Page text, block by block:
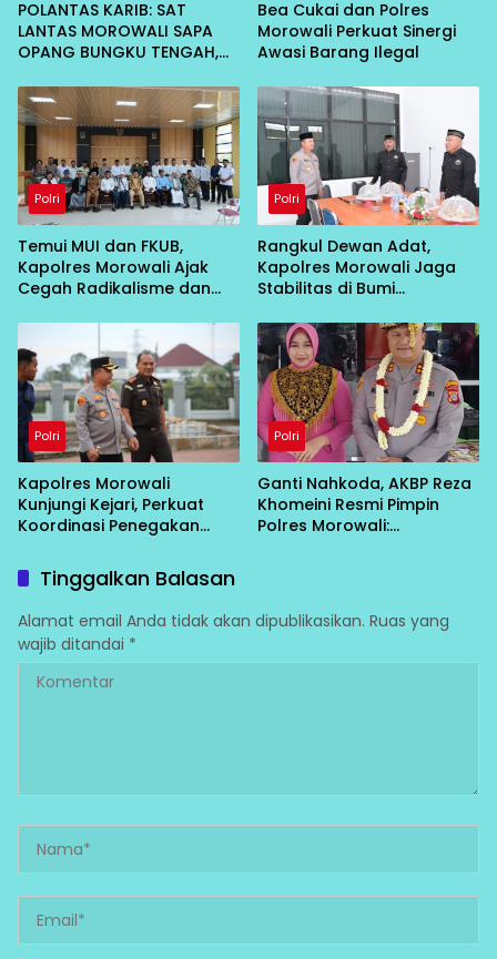
POLANTAS KARIB: SAT
LANTAS MOROWALI SAPA
OPANG BUNGKU TENGAH,
Bea Cukai dan Polres
Morowali Perkuat Sinergi
Awasi Barang Ilegal
Polri
Temui MUI dan FKUB,
Kapolres Morowali Ajak
Cegah Radikalisme dan
Polri
Rangkul Dewan Adat,
Kapolres Morowali Jaga
Stabilitas di Bumi
Polri
Kapolres Morowali
Kunjungi Kejari, Perkuat
Koordinasi Penegakan
Polri
Ganti Nahkoda, AKBP Reza
Khomeini Resmi Pimpin
Polres Morowali:
Tinggalkan Balasan
Alamat email Anda tidak akan dipublikasikan. Ruas yang
wajib ditandai *